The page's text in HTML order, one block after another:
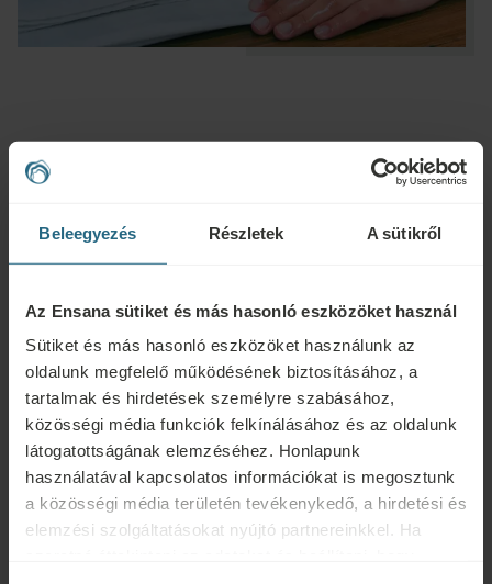
Beleegyezés Részletek A sütikről
Az Ensana sütiket és más hasonló eszközöket használ
Sütiket és más hasonló eszközöket használunk az
oldalunk megfelelő működésének biztosításához, a
tartalmak és hirdetések személyre szabásához,
közösségi média funkciók felkínálásához és az oldalunk
látogatottságának elemzéséhez. Honlapunk
használatával kapcsolatos információkat is megosztunk
a közösségi média területén tevékenykedő, a hirdetési és
elemzési szolgáltatásokat nyújtó partnereinkkel. Ha
forduljon hozzánk bizalommal. A hűségprogramunkkal kapcsolatos
kérdésekért és válaszokért kattintson ide.
ÍRJON NEKÜNK
Foglalás
Foglalja le legjobb ajánlatainkat itt. Ha szeretne csatlakozni
hűségprogramunkhoz további kedvezményekért, előnyökért, vagy
egyszerűen csak hírlevelet szeretne kapni az összes hírről, kattintson ide.
FOGLALÁS